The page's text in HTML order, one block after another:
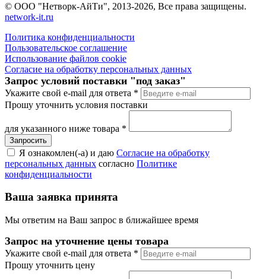
© ООО "Нетворк-АйТи", 2013-2026, Все права защищены.
network-it.ru
Политика конфиденциальности
Пользовательское соглашение
Использование файлов cookie
Согласие на обработку персональных данных
Запрос условий поставки "под заказ"
Укажите свой e-mail для ответа *
Прошу уточнить условия поставки
для указанного ниже товара *
Я ознакомлен(-а) и даю Согласие на обработку
персональных данных согласно Политике
конфиденциальности
Ваша заявка принята
Мы ответим на Ваш запрос в ближайшее время
Запрос на уточнение цены товара
Укажите свой e-mail для ответа *
Прошу уточнить цену